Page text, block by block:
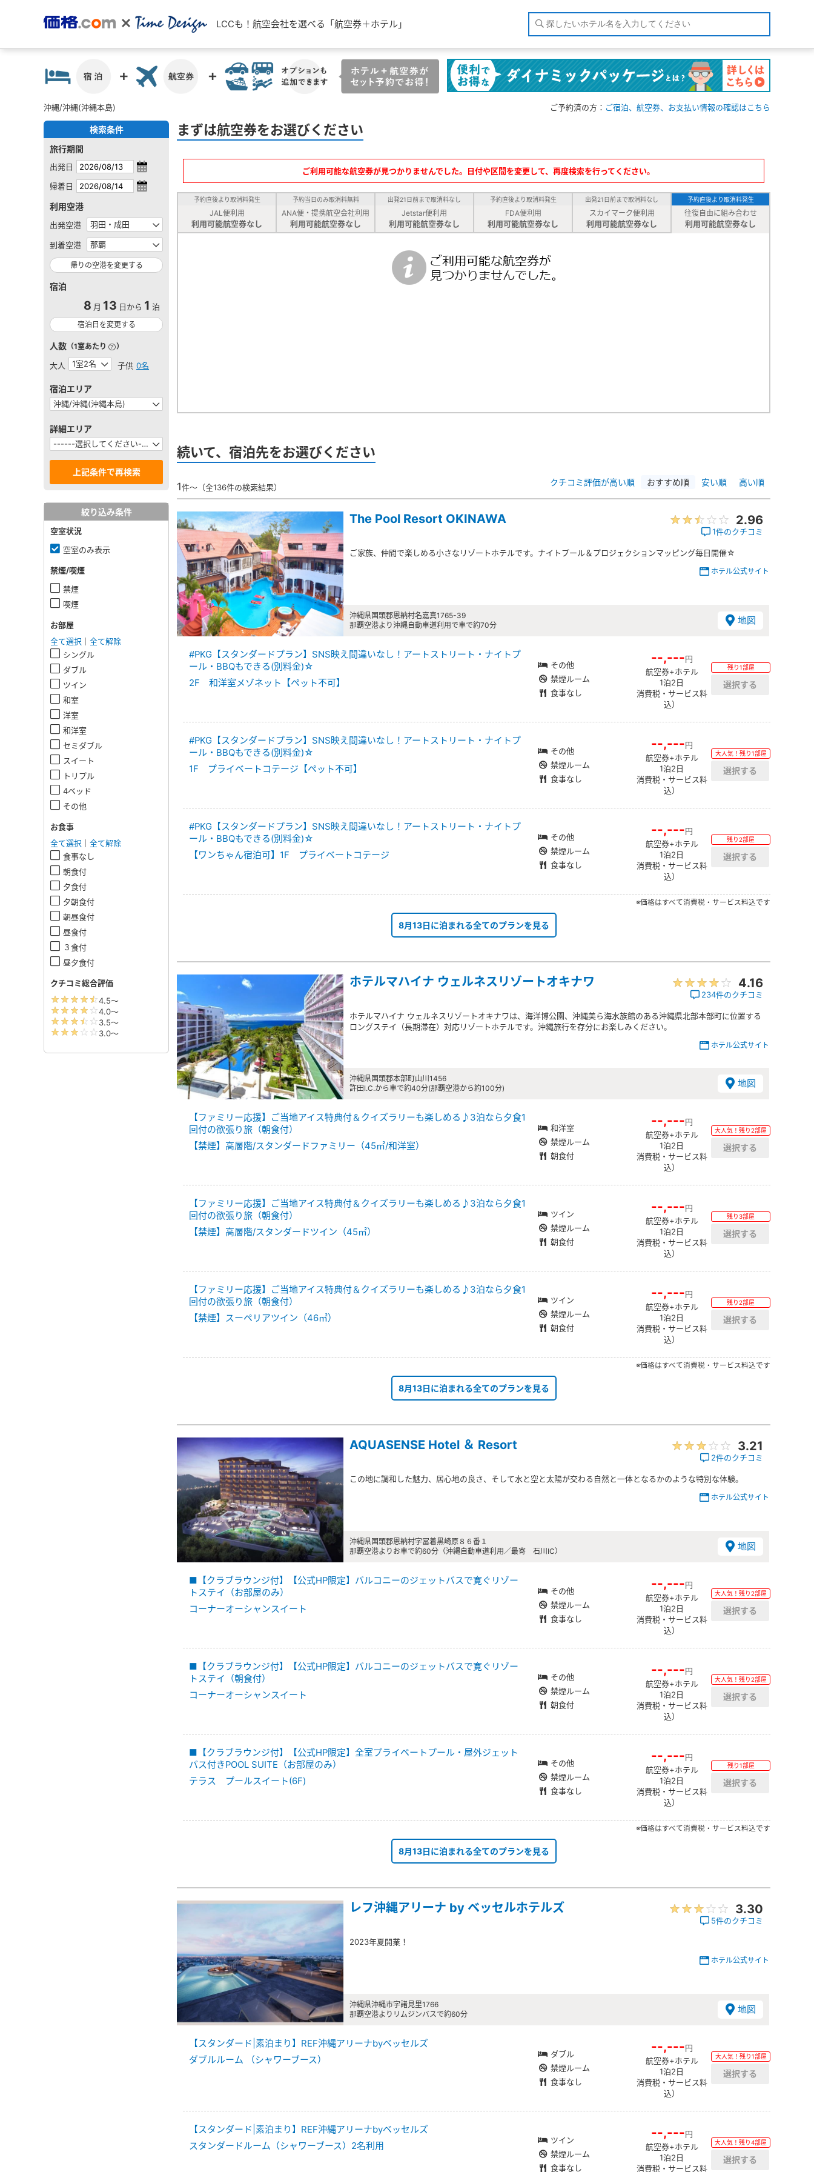
LCCも！航空会社を選べる「航空券＋ホテル」
沖縄/沖縄(沖縄本島) ご予約済の方： ご宿泊、航空券、お支払い情報の確認はこちら
検索条件
旅行期間
出発日
帰着日
利用空港
出発空港
到着空港
帰りの空港を変更する
宿泊
8 月 13 日から 1 泊
宿泊日を変更する
人数 （1室あたり ）
大人 子供 0名
宿泊エリア
詳細エリア
絞り込み条件
空室状況
空室のみ表示
禁煙/喫煙
禁煙
喫煙
お部屋
全て選択
全て解除
シングル
ダブル
ツイン
和室
洋室
和洋室
セミダブル
スイート
トリプル
4ベッド
その他
お食事
全て選択
全て解除
食事なし
朝食付
夕食付
夕朝食付
朝昼食付
昼食付
３食付
昼夕食付
クチコミ総合評価
まずは航空券をお選びください
ご利用可能な航空券が見つかりませんでした。日付や区間を変更して、再度検索を行ってください。
予約直後より取消料発生
JAL便利用
利用可能航空券なし
予約当日のみ取消料無料
ANA便・提携航空会社利用
利用可能航空券なし
出発21日前まで取消料なし
Jetstar便利用
利用可能航空券なし
予約直後より取消料発生
FDA便利用
利用可能航空券なし
出発21日前まで取消料なし
スカイマーク便利用
利用可能航空券なし
予約直後より取消料発生
往復自由に組み合わせ
利用可能航空券なし
続いて、宿泊先をお選びください
1件～（全136件の検索結果） クチコミ評価が高い順 おすすめ順 安い順 高い順
The Pool Resort OKINAWA 2.96
1件のクチコミ
ご家族、仲間で楽しめる小さなリゾートホテルです。ナイトプール＆プロジェクションマッピング毎日開催☆
ホテル公式サイト
沖縄県国頭郡恩納村名嘉真1765-39
那覇空港より沖縄自動車道利用で車で約70分
地図
#PKG【スタンダードプラン】SNS映え間違いなし！アートストリート・ナイトプ
ール・BBQもできる(別料金)☆
2F 和洋室メゾネット【ペット不可】
その他
禁煙ルーム
食事なし
--,---円
航空券+ホテル
1泊2日
消費税・サービス料
込）
残り1部屋
#PKG【スタンダードプラン】SNS映え間違いなし！アートストリート・ナイトプ
ール・BBQもできる(別料金)☆
1F プライベートコテージ【ペット不可】
その他
禁煙ルーム
食事なし
--,---円
航空券+ホテル
1泊2日
消費税・サービス料
込）
大人気！残り1部屋
#PKG【スタンダードプラン】SNS映え間違いなし！アートストリート・ナイトプ
ール・BBQもできる(別料金)☆
【ワンちゃん宿泊可】1F プライベートコテージ
その他
禁煙ルーム
食事なし
--,---円
航空券+ホテル
1泊2日
消費税・サービス料
込）
残り2部屋
※価格はすべて消費税・サービス料込です
8月13日に泊まれる全てのプランを見る
ホテルマハイナ ウェルネスリゾートオキナワ 4.16
234件のクチコミ
ホテルマハイナ ウェルネスリゾートオキナワは、海洋博公園、沖縄美ら海水族館のある沖縄県北部本部町に位置する
ロングステイ（長期滞在）対応リゾートホテルです。沖縄旅行を存分にお楽しみください。
ホテル公式サイト
沖縄県国頭郡本部町山川1456
許田I.C.から車で約40分(那覇空港から約100分)
地図
【ファミリー応援】ご当地アイス特典付＆クイズラリーも楽しめる♪3泊なら夕食1
回付の欲張り旅（朝食付）
【禁煙】高層階/スタンダードファミリー（45㎡/和洋室）
和洋室
禁煙ルーム
朝食付
--,---円
航空券+ホテル
1泊2日
消費税・サービス料
込）
大人気！残り2部屋
【ファミリー応援】ご当地アイス特典付＆クイズラリーも楽しめる♪3泊なら夕食1
回付の欲張り旅（朝食付）
【禁煙】高層階/スタンダードツイン（45㎡）
ツイン
禁煙ルーム
朝食付
--,---円
航空券+ホテル
1泊2日
消費税・サービス料
込）
残り3部屋
【ファミリー応援】ご当地アイス特典付＆クイズラリーも楽しめる♪3泊なら夕食1
回付の欲張り旅（朝食付）
【禁煙】スーペリアツイン（46㎡）
ツイン
禁煙ルーム
朝食付
--,---円
航空券+ホテル
1泊2日
消費税・サービス料
込）
残り2部屋
※価格はすべて消費税・サービス料込です
8月13日に泊まれる全てのプランを見る
AQUASENSE Hotel ＆ Resort 3.21
2件のクチコミ
この地に調和した魅力、居心地の良さ、そして水と空と太陽が交わる自然と一体となるかのような特別な体験。
ホテル公式サイト
沖縄県国頭郡恩納村字冨着黒崎原８６番１
那覇空港よりお車で約60分（沖縄自動車道利用／最寄 石川IC）
地図
■【クラブラウンジ付】【公式HP限定】バルコニーのジェットバスで寛ぐリゾー
トステイ（お部屋のみ）
コーナーオーシャンスイート
その他
禁煙ルーム
食事なし
--,---円
航空券+ホテル
1泊2日
消費税・サービス料
込）
大人気！残り2部屋
■【クラブラウンジ付】【公式HP限定】バルコニーのジェットバスで寛ぐリゾー
トステイ（朝食付）
コーナーオーシャンスイート
その他
禁煙ルーム
朝食付
--,---円
航空券+ホテル
1泊2日
消費税・サービス料
込）
大人気！残り2部屋
■【クラブラウンジ付】【公式HP限定】全室プライベートプール・屋外ジェット
バス付きPOOL SUITE（お部屋のみ）
テラス プールスイート(6F)
その他
禁煙ルーム
食事なし
--,---円
航空券+ホテル
1泊2日
消費税・サービス料
込）
残り1部屋
※価格はすべて消費税・サービス料込です
8月13日に泊まれる全てのプランを見る
レフ沖縄アリーナ by ベッセルホテルズ 3.30
5件のクチコミ
2023年夏開業！
ホテル公式サイト
沖縄県沖縄市字諸見里1766
那覇空港よりリムジンバスで約60分
地図
【スタンダード|素泊まり】REF沖縄アリーナbyベッセルズ
ダブルルーム （シャワーブース）
ダブル
禁煙ルーム
食事なし
--,---円
航空券+ホテル
1泊2日
消費税・サービス料
込）
大人気！残り1部屋
【スタンダード|素泊まり】REF沖縄アリーナbyベッセルズ
スタンダードルーム（シャワーブース）2名利用
ツイン
禁煙ルーム
食事なし
--,---円
航空券+ホテル
1泊2日
消費税・サービス料
大人気！残り4部屋